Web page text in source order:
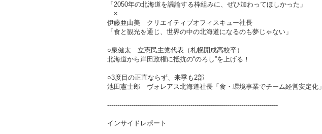
「2050年の北海道を議論する枠組みに、ぜひ加わってほしかった」
×
伊藤亜由美 クリエイティブオフィスキュー社長
「食と観光を通じ、世界の中の北海道になるのも夢じゃない」
○泉健太 立憲民主党代表（札幌開成高校卒）
北海道から岸田政権に抵抗の“のろし”を上げる！
○3度目の正直ならず、来季も2部
池田憲士郎 ヴォレアス北海道社長「食・環境事業でチーム経営安定化」
------------------------------------------------------------------------------------
インサイドレポート